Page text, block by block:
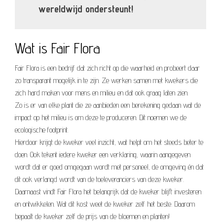
wereldwijd ondersteunt!
Wat is Fair Flora
Fair Flora is een bedrijf dat zich richt op die waarheid en probeert daar
zo transparant mogelijk in te zijn. Ze werken samen met kwekers die
zich hard maken voor mens en milieu en dat ook graag laten zien.
Zo is er van elke plant die ze aanbieden een berekening gedaan wat de
impact op het milieu is om deze te produceren. Dit noemen we de
ecologische footprint.
Hierdoor krijgt de kweker veel inzicht, wat helpt om het steeds beter te
doen. Ook tekent iedere kweker een verklaring, waarin aangegeven
wordt dat er goed omgegaan wordt met personeel, de omgeving én dat
dit ook verlangd wordt van de toeleveranciers van deze kweker.
Daarnaast vindt Fair Flora het belangrijk dat de kweker blijft investeren
en ontwikkelen. Wat dit kost weet de kweker zelf het beste. Daarom
bepaalt de kweker zelf de prijs van de bloemen en planten!